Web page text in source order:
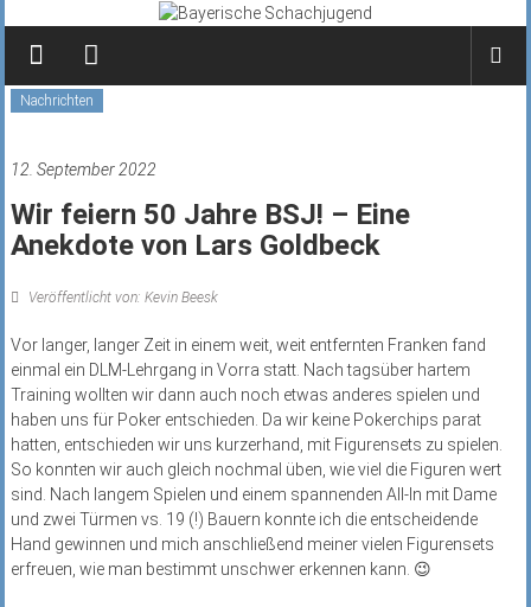
springen
Nachrichten
12. September 2022
Wir feiern 50 Jahre BSJ! – Eine
Anekdote von Lars Goldbeck
Veröffentlicht von: Kevin Beesk
Vor langer, langer Zeit in einem weit, weit entfernten Franken fand
einmal ein DLM-Lehrgang in Vorra statt. Nach tagsüber hartem
Training wollten wir dann auch noch etwas anderes spielen und
haben uns für Poker entschieden. Da wir keine Pokerchips parat
hatten, entschieden wir uns kurzerhand, mit Figurensets zu spielen.
So konnten wir auch gleich nochmal üben, wie viel die Figuren wert
sind. Nach langem Spielen und einem spannenden All-In mit Dame
und zwei Türmen vs. 19 (!) Bauern konnte ich die entscheidende
Hand gewinnen und mich anschließend meiner vielen Figurensets
erfreuen, wie man bestimmt unschwer erkennen kann. 😉